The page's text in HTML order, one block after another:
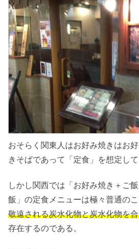
おそらく関東人はお好み焼きはお
きそばであって「定食」を想定して
しかし関西では「お好み焼き＋ご
飯」の定食メニューは極々普通の
敬遠される炭水化物と炭水化物を
存在するのである。